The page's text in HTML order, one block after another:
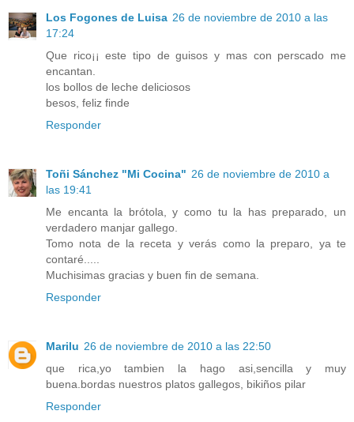
Los Fogones de Luisa 26 de noviembre de 2010 a las
17:24
Que rico¡¡ este tipo de guisos y mas con perscado me
encantan.
los bollos de leche deliciosos
besos, feliz finde
Responder
Toñi Sánchez "Mi Cocina" 26 de noviembre de 2010 a
las 19:41
Me encanta la brótola, y como tu la has preparado, un
verdadero manjar gallego.
Tomo nota de la receta y verás como la preparo, ya te
contaré.....
Muchisimas gracias y buen fin de semana.
Responder
Marilu 26 de noviembre de 2010 a las 22:50
que rica,yo tambien la hago asi,sencilla y muy
buena.bordas nuestros platos gallegos, bikiños pilar
Responder